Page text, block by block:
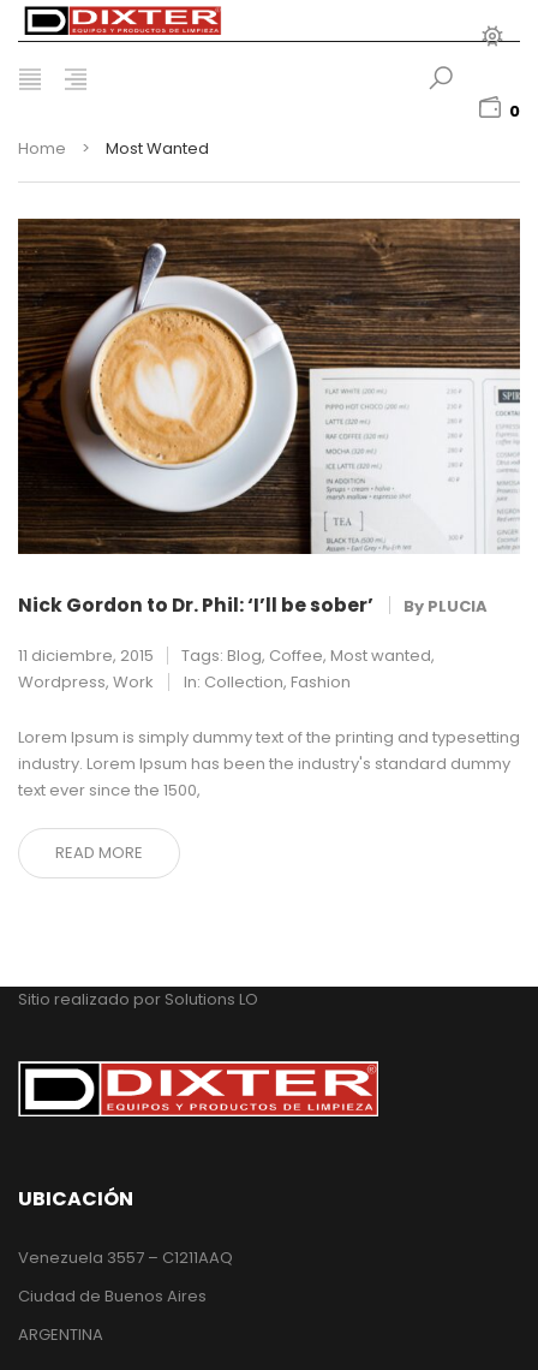
0
Home
> Most Wanted
Nick Gordon to Dr. Phil: ‘I’ll be sober’ By PLUCIA
11 diciembre, 2015 Tags: Blog, Coffee, Most wanted,
Wordpress, Work In: Collection, Fashion
Lorem Ipsum is simply dummy text of the printing and typesetting
industry. Lorem Ipsum has been the industry's standard dummy
text ever since the 1500,
READ MORE
Sitio realizado por Solutions LO
UBICACIÓN
Venezuela 3557 – C1211AAQ
Ciudad de Buenos Aires
ARGENTINA